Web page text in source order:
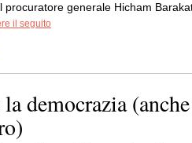
procuratore generale Hicham
il seguito
democrazia (anche